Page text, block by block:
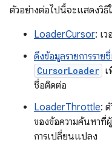
ตัวอย่างต่อไปนี้จะแสดงวิธี
LoaderCursor: เ
ดึงข้อมูลรายการราย
CursorLoader
ชื่อติดต่อ
LoaderThrottle:
ของข้อความค้นหาที่
การเปลี่ยนแปลง